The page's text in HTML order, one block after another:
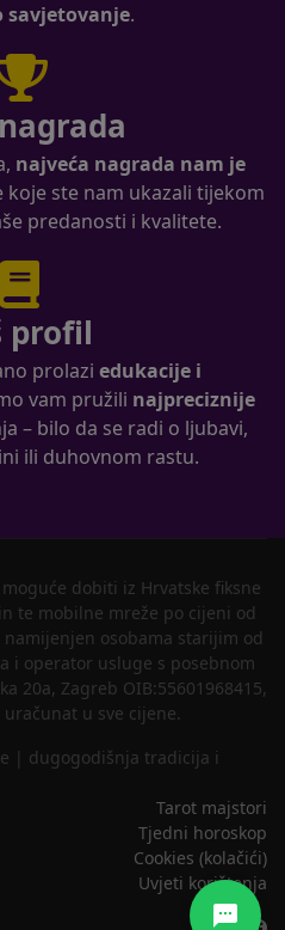
savjetovanje.
najveća nagrada nam je
koje ste nam ukazali tijekom
predanosti i kvalitete.
profil
prolazi edukacije i
vam pružili najpreciznije
– bilo da se radi o ljubavi,
ili duhovnom rastu.
dobiti iz Hrvatske fiksne
te mobilne mreže po cijeni od
osobama starijim od
i operator usluge s posebnom
20a, Zagreb OIB:55601968415,
uračunat u sve cijene.
| dugogodišnja tradicija i
Tarot majstori
Tjedni horoskop
Cookies (kolačići)
Uvjeti korištenja
